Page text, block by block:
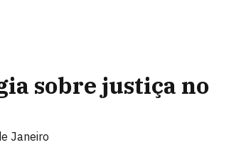
sobre justiça no
Janeiro